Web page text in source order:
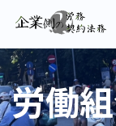
労働